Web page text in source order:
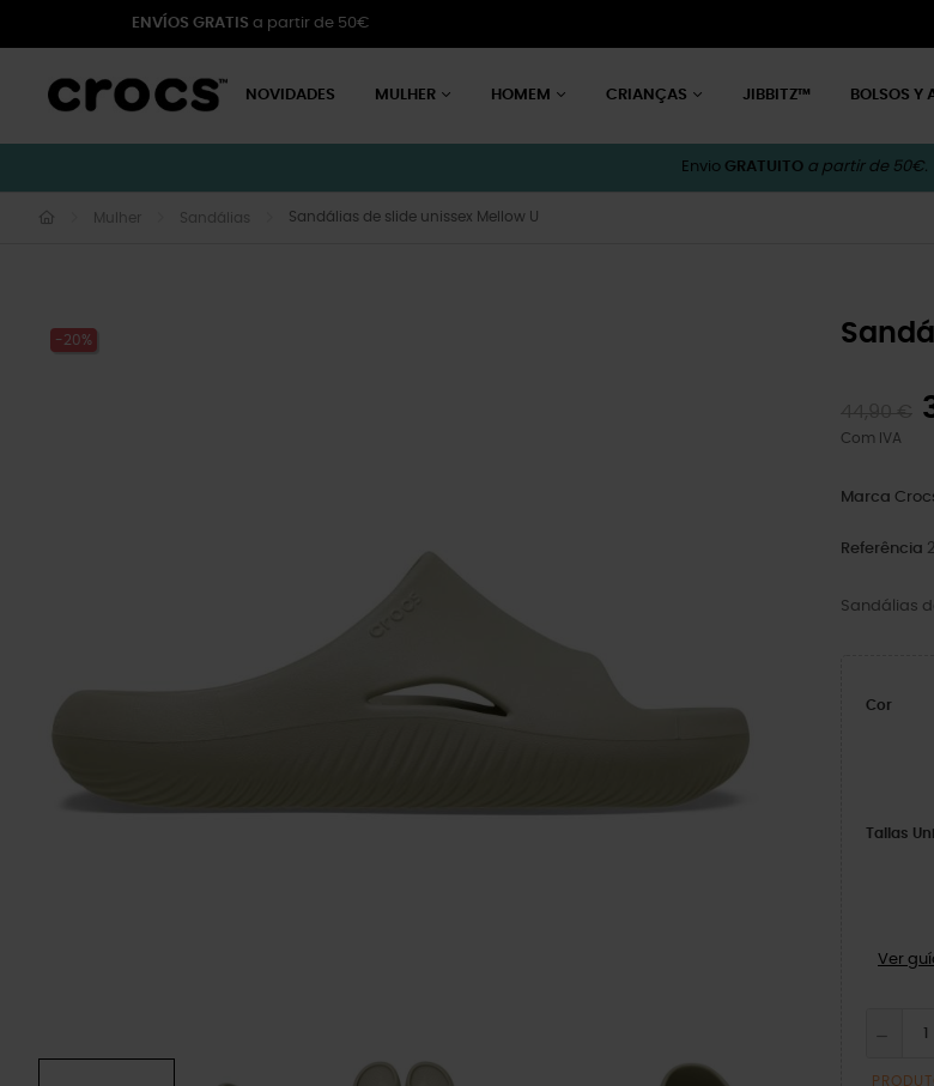
ENVÍOS GRATIS a partir de 50€
NOVIDADES MULHER HOMEM CRIANÇAS JIBBITZ™ BOLSOS Y
Envio GRATUITO a partir de 50€.
Mulher Sandálias Sandálias de slide unissex Mellow U
-20%
Com IVA
Marca
Referência
Sandálias
Cor
Tallas
Ver